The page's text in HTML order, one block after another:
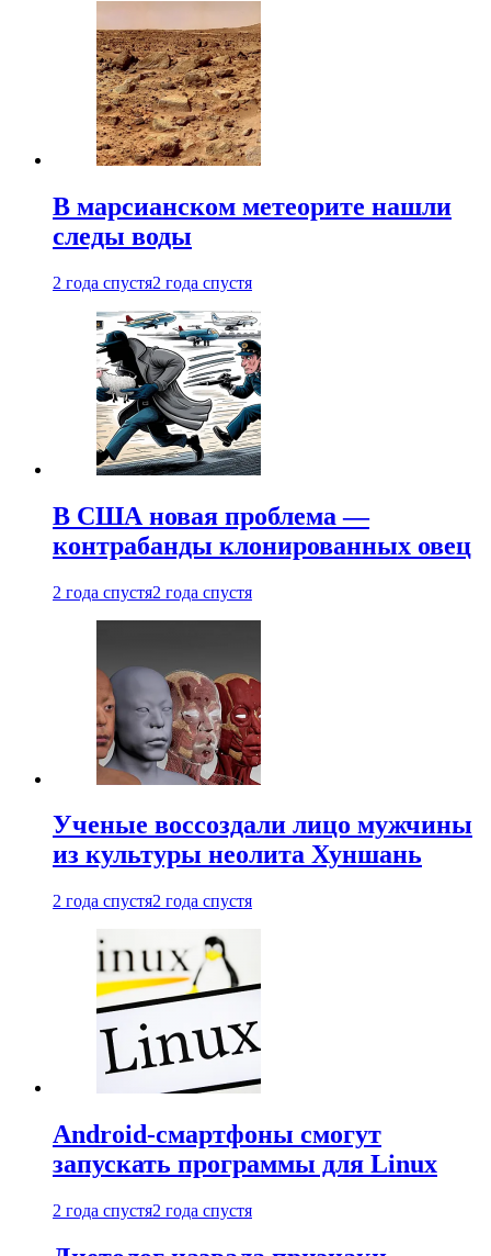
В марсианском метеорите нашли
следы воды
2 года спустя2 года спустя
В США новая проблема —
контрабанды клонированных овец
2 года спустя2 года спустя
Ученые воссоздали лицо мужчины
из культуры неолита Хуншань
2 года спустя2 года спустя
Android-смартфоны смогут
запускать программы для Linux
2 года спустя2 года спустя